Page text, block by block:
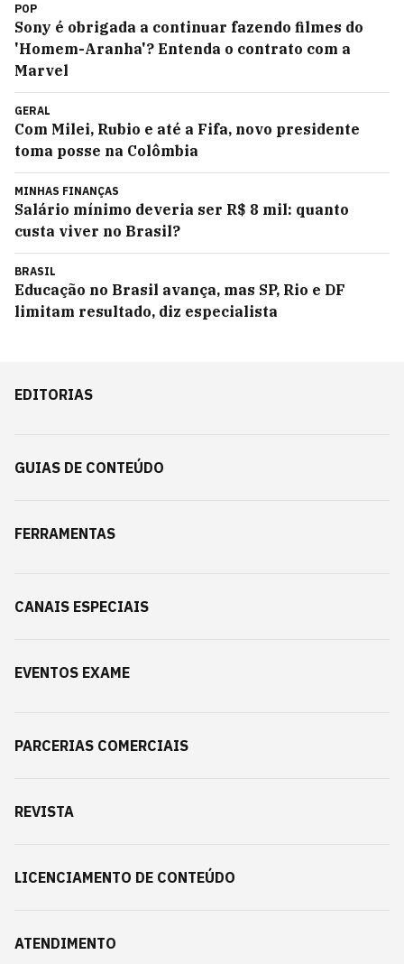
POP
Sony é obrigada a continuar fazendo filmes do
'Homem-Aranha'? Entenda o contrato com a
Marvel
GERAL
Com Milei, Rubio e até a Fifa, novo presidente
toma posse na Colômbia
MINHAS FINANÇAS
Salário mínimo deveria ser R$ 8 mil: quanto
custa viver no Brasil?
BRASIL
Educação no Brasil avança, mas SP, Rio e DF
limitam resultado, diz especialista
EDITORIAS
GUIAS DE CONTEÚDO
FERRAMENTAS
CANAIS ESPECIAIS
EVENTOS EXAME
PARCERIAS COMERCIAIS
REVISTA
LICENCIAMENTO DE CONTEÚDO
ATENDIMENTO